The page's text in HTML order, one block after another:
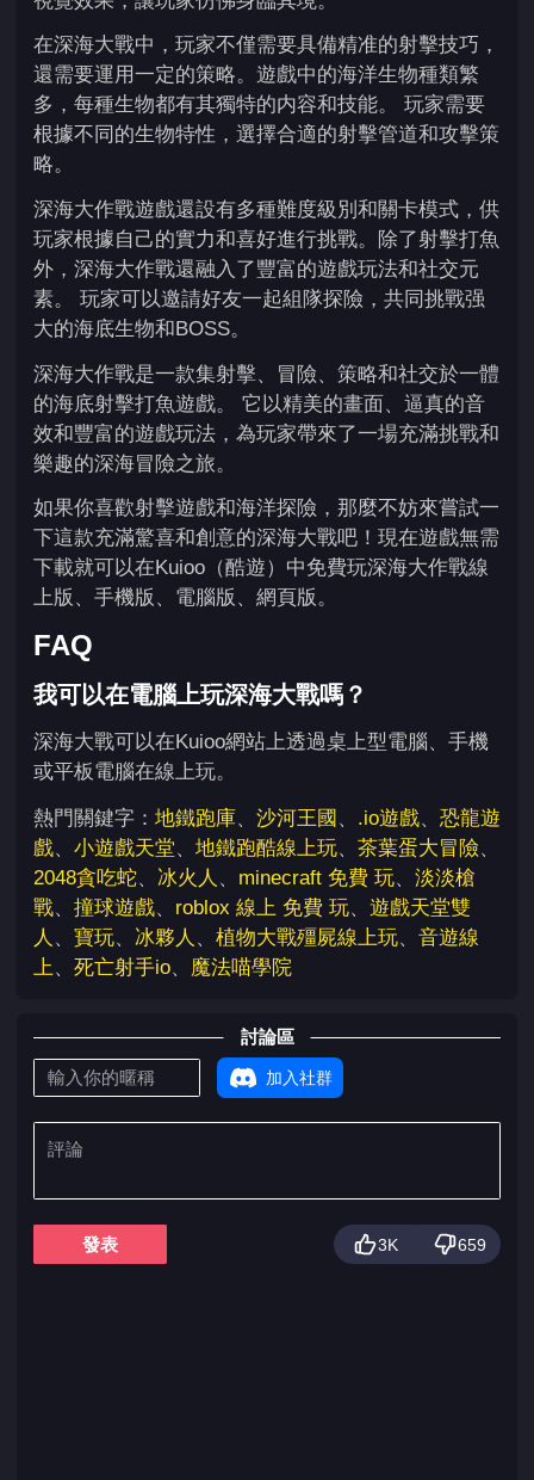
在深海大戰中，玩家不僅需要具備精准的射擊技巧，
還需要運用一定的策略。遊戲中的海洋生物種類繁
多，每種生物都有其獨特的内容和技能。 玩家需要
根據不同的生物特性，選擇合適的射擊管道和攻擊策
略。
深海大作戰遊戲還設有多種難度級別和關卡模式，供
玩家根據自己的實力和喜好進行挑戰。除了射擊打魚
外，深海大作戰還融入了豐富的遊戲玩法和社交元
素。 玩家可以邀請好友一起組隊探險，共同挑戰强
大的海底生物和BOSS。
深海大作戰是一款集射擊、冒險、策略和社交於一體
的海底射擊打魚遊戲。 它以精美的畫面、逼真的音
效和豐富的遊戲玩法，為玩家帶來了一場充滿挑戰和
樂趣的深海冒險之旅。
如果你喜歡射擊遊戲和海洋探險，那麼不妨來嘗試一
下這款充滿驚喜和創意的深海大戰吧！現在遊戲無需
下載就可以在Kuioo（酷遊）中免費玩深海大作戰線
上版、手機版、電腦版、網頁版。
FAQ
我可以在電腦上玩深海大戰嗎？
深海大戰可以在Kuioo網站上透過桌上型電腦、手機
或平板電腦在線上玩。
熱門關鍵字： 地鐵跑庫、 沙河王國 、 .io遊戲、 恐龍遊
戲、 小遊戲天堂、 地鐵跑酷線上玩、 茶葉蛋大冒險、
2048貪吃蛇、 冰火人 、 minecraft 免費 玩、 淡淡槍
戰、 撞球遊戲、 roblox 線上 免費 玩、 遊戲天堂雙
人 、 寶玩、 冰夥人 、 植物大戰殭屍線上玩、 音遊線
上 、 死亡射手io、 魔法喵學院
討論區
加入社群
發表 3K 659